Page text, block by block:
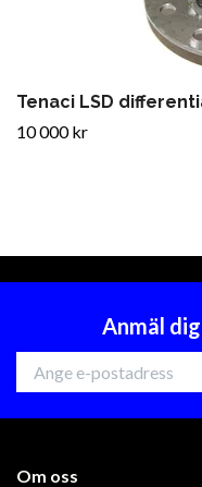
Tenaci LSD
10 000 kr
Anmäl
Om oss